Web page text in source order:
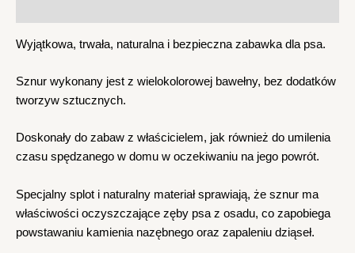
Wyjątkowa, trwała, naturalna i bezpieczna zabawka dla psa.
Sznur wykonany jest z wielokolorowej bawełny, bez dodatków
tworzyw sztucznych.
Doskonały do zabaw z właścicielem, jak również do umilenia
czasu spędzanego w domu w oczekiwaniu na jego powrót.
Specjalny splot i naturalny materiał sprawiają, że sznur ma
właściwości oczyszczające zęby psa z osadu, co zapobiega
powstawaniu kamienia nazębnego oraz zapaleniu dziąseł.